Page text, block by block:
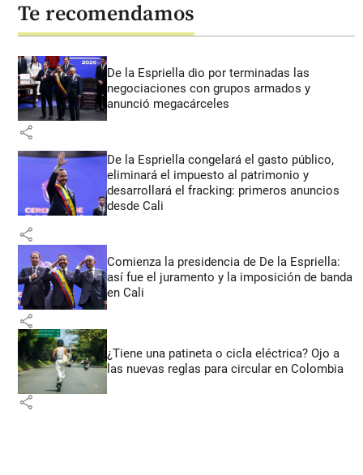
Te recomendamos
De la Espriella dio por terminadas las
negociaciones con grupos armados y
anunció megacárceles
share
De la Espriella congelará el gasto público,
eliminará el impuesto al patrimonio y
desarrollará el fracking: primeros anuncios
desde Cali
share
Comienza la presidencia de De la Espriella:
así fue el juramento y la imposición de banda
en Cali
share
¿Tiene una patineta o cicla eléctrica? Ojo a
las nuevas reglas para circular en Colombia
share